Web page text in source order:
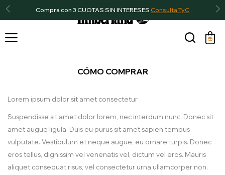
Compra con 3 CUOTAS SIN INTERESES Consulta TyC

CÓMO COMPRAR
Lorem ipsum dolor sit amet consectetur
Suspendisse sit amet dolor lorem, nec interdum nunc. Donec sit
amet augue ligula. Duis eu purus sit amet sapien tempus
vulputate. Vestibulum et neque augue, eu ornare turpis. Donec
eros tellus, dignissim vel venenatis vel, dictum vel eros. Mauris
aliquet consequat risus, vel consectetur urna ullamcorper non.